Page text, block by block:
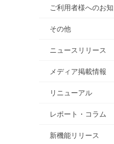
ご利用者様へのお
その他
ニュースリリース
メディア掲載情報
リニューアル
レポート・コラム
新機能リリース